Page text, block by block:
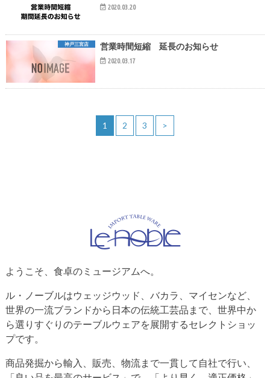
2020.03.20
神戸三宮店 営業時間短縮 延長のお知らせ
2020.03.17
1 2 3 >
ようこそ、食卓のミュージアムへ。
ル・ノーブルはウェッジウッド、バカラ、マイセンなど、
世界の一流ブランドから日本の伝統工芸品まで、世界中か
ら選りすぐりのテーブルウェアを展開するセレクトショッ
プです。
商品発掘から輸入、販売、物流まで一貫して自社で行い、